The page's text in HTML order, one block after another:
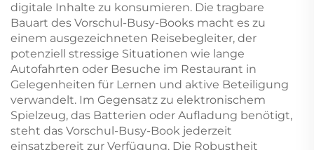
digitale Inhalte zu konsumieren. Die tragbare
Bauart des Vorschul-Busy-Books macht es zu
einem ausgezeichneten Reisebegleiter, der
potenziell stressige Situationen wie lange
Autofahrten oder Besuche im Restaurant in
Gelegenheiten für Lernen und aktive Beteiligung
verwandelt. Im Gegensatz zu elektronischem
Spielzeug, das Batterien oder Aufladung benötigt,
steht das Vorschul-Busy-Book jederzeit
einsatzbereit zur Verfügung. Die Robustheit